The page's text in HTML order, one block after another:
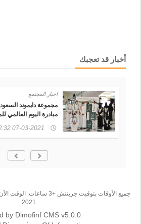
أخبار قد تعجبك
اخبار المجتمع
مجموعة دايموند
مبادرة اليوم العالمي
07-03-2021 02:32
جميع الأوقات بتوقيت جرينتش +3 ساعات. الوقت الآن هو
2021.
by Dimofinf CMS v5.0.0